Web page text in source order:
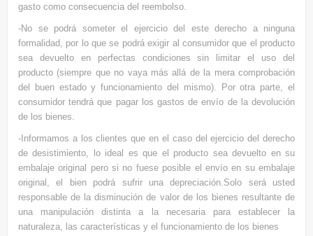
gasto como consecuencia del reembolso.
-No se podrá someter el ejercicio del este derecho a ninguna
formalidad, por lo que se podrá exigir al consumidor que el producto
sea devuelto en perfectas condiciones sin limitar el uso del
producto (siempre que no vaya más allá de la mera comprobación
del buen estado y funcionamiento del mismo). Por otra parte, el
consumidor tendrá que pagar los gastos de envío de la devolución
de los bienes.
-Informamos a los clientes que en el caso del ejercicio del derecho
de desistimiento, lo ideal es que el producto sea devuelto en su
embalaje original pero si no fuese posible el envío en su embalaje
original, el bien podrá sufrir una depreciación.Solo será usted
responsable de la disminución de valor de los bienes resultante de
una manipulación distinta a la necesaria para establecer la
naturaleza, las características y el funcionamiento de los bienes